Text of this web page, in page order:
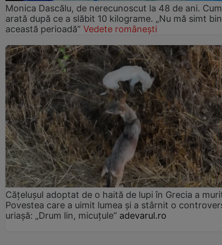
Monica Dascălu, de nerecunoscut la 48 de ani. Cum
arată după ce a slăbit 10 kilograme. „Nu mă simt
această perioadă” Vedete românești
Cățelușul adoptat de o haită de lupi în Grecia a
Povestea care a uimit lumea și a stârnit o
uriașă: „Drum lin, micuțule” adevarul.ro